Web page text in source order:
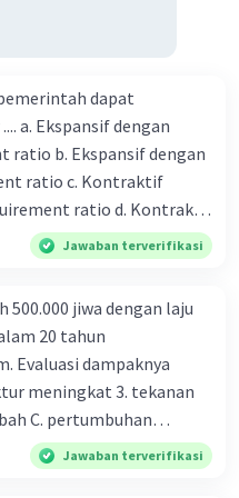
dapat
a. Ekspansif dengan
ratio b. Ekspansif dengan
ratio c. Kontraktif
ratio d. Kontraktif
ratio e.
diskonto Bila Bank
inflasi di mana
(penawaran uang) naik
deflasi di
beredar (penawaran
atas c. Tingkat bunga
jumlah uang beredar
Jawaban terverifikasi
jiwa dengan laju
20 tahun
Evaluasi dampaknya
meningkat 3. tekanan
C. pertumbuhan
panjang D. tidak
penduduk penting
Jawaban terverifikasi